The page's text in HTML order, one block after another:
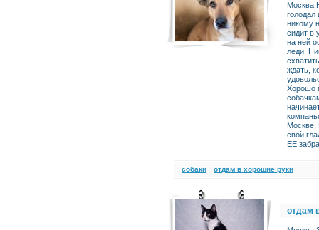
Москва
голодал
никому
сидит в
на ней
леди.
ждать,
Хорошо
Москве.
свой
ЕЁ
cобаки отдам в хорошие руки
отдам